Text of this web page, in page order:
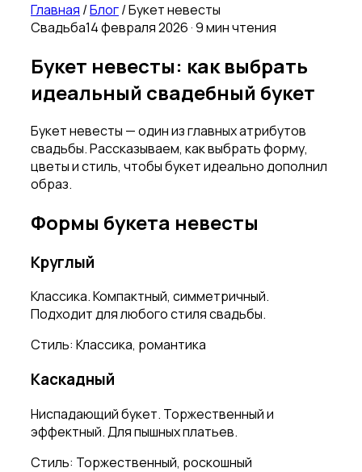
Главная /Блог/Букет невесты
Свадьба14 февраля 2026 · 9 мин чтения
Букет невесты: как выбрать
идеальный свадебный букет
Букет невесты — один из главных атрибутов
свадьбы. Рассказываем, как выбрать форму,
цветы и стиль, чтобы букет идеально дополнил
образ.
Формы букета невесты
Круглый
Классика. Компактный, симметричный.
Подходит для любого стиля свадьбы.
Стиль: Классика, романтика
Каскадный
Ниспадающий букет. Торжественный и
эффектный. Для пышных платьев.
Стиль: Торжественный, роскошный